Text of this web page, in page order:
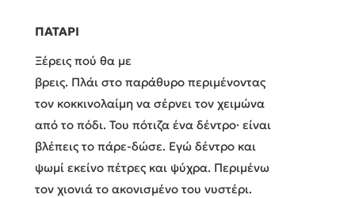
ΠΑΤΑΡΙ
Ξέρεις πού θα με
βρεις. Πλάι στο παράθυρο περιμένοντας
τον κοκκινολαίμη να σέρνει τον χειμώνα
από το πόδι. Του πότιζα ένα δέντρο· είναι
βλέπεις το πάρε-δώσε. Εγώ δέντρο και
ψωμί εκείνο πέτρες και ψύχρα. Περιμένω
τον χιονιά το ακονισμένο του νυστέρι.